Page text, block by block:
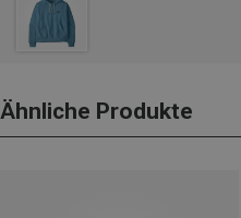
Ähnliche Produkte